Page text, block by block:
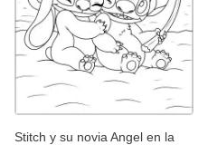
Stitch y su novia Angel en la